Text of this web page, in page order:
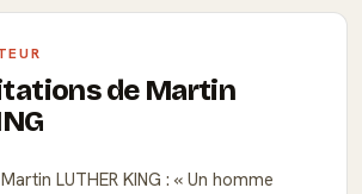
de Martin
LUTHER KING :
Un homme